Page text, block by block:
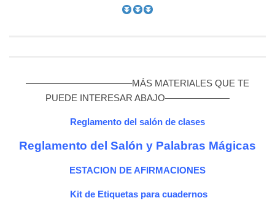
———————————–MÁS MATERIALES QUE TE
PUEDE INTERESAR ABAJO———————
Reglamento del salón de clases
Reglamento del Salón y Palabras Mágicas
ESTACION DE AFIRMACIONES
Kit de Etiquetas para cuadernos